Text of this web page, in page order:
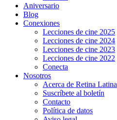
Aniversario
Blog
Conexiones
Lecciones de cine 2025
Lecciones de cine 2024
Lecciones de cine 2023
Lecciones de cine 2022
Conecta
Nosotros
Acerca de Retina Latina
Suscríbete al boletín
Contacto
Política de datos